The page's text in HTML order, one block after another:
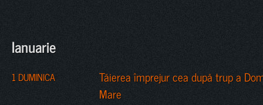
Ianuarie
1 DUMINICA
Tăierea împrejur cea după trup a
Mare